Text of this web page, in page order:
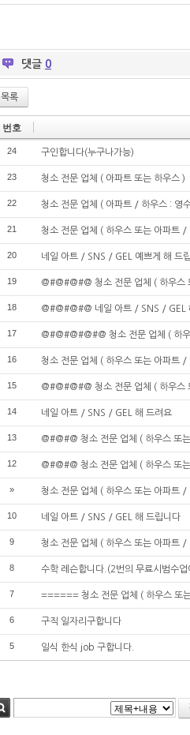
댓글 0
목록
번호
24 구인합니다(누구나가능)
23 청소 전문 업체 ( 아파트 또는 하우스 )
22 청소 전문 업체 ( 아파트 / 하우스 : 영
21 청소 전문 업체 ( 하우스 또는 아파트 /
20 네일 아트 / SNS / GEL 예쁘게 해 드
19 @#@#@#@ 청소 전문 업체 ( 하우스
18 @#@#@#@ 네일 아트 / SNS / GEL
17 @#@#@#@#@ 청소 전문 업체 ( 하
16 청소 전문 업체 ( 하우스 또는 아파트 /
15 @#@#@#@ 청소 전문 업체 ( 하우스
14 네일 아트 / SNS / GEL 해 드려요
13 @#@#@ 청소 전문 업체 ( 하우스 또
12 @#@#@ 청소 전문 업체 ( 하우스 또
» 청소 전문 업체 ( 하우스 또는 아파트 /
10 네일 아트 / SNS / GEL 해 드립니다
9 청소 전문 업체 ( 하우스 또는 아파트 /
8 수학 레슨합니다.(2번의 무료시범수업
7 ====== 청소 전문 업체 ( 하우스 또
6 구직 일자리구합니다
5 일식 한식 job 구합니다.